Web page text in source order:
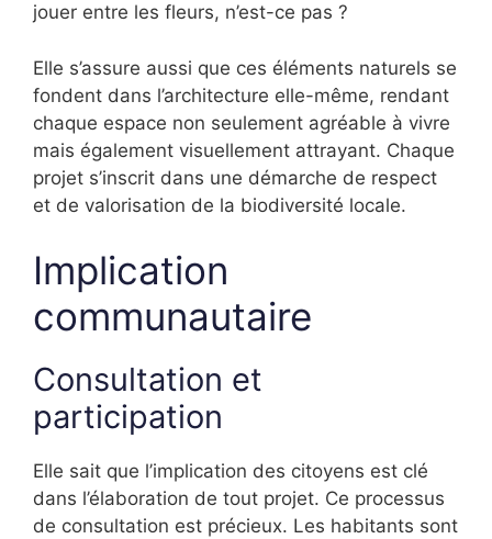
jouer entre les fleurs, n’est-ce pas ?
Elle s’assure aussi que ces éléments naturels se
fondent dans l’architecture elle-même, rendant
chaque espace non seulement agréable à vivre
mais également visuellement attrayant. Chaque
projet s’inscrit dans une démarche de respect
et de valorisation de la biodiversité locale.
Implication
communautaire
Consultation et
participation
Elle sait que l’implication des citoyens est clé
dans l’élaboration de tout projet. Ce processus
de consultation est précieux. Les habitants sont